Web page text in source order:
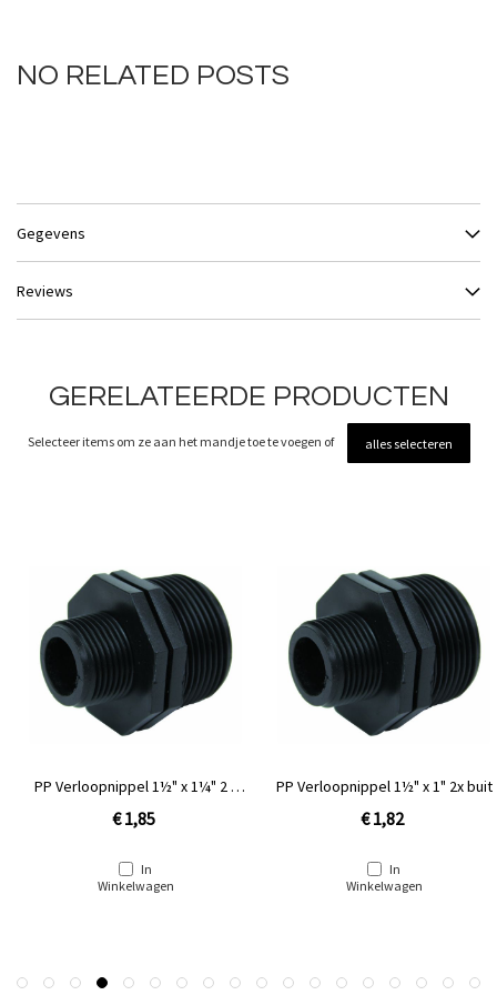
NO RELATED POSTS
Gegevens
Reviews
GERELATEERDE PRODUCTEN
Selecteer items om ze aan het mandje toe te voegen of alles selecteren
PP Verloopnippel 1½" x 1¼" 2 x
€ 1,85
In
Winkelwagen
PP Verloopnippel 1½" x 1" 2x buit
€ 1,82
In
Winkelwagen